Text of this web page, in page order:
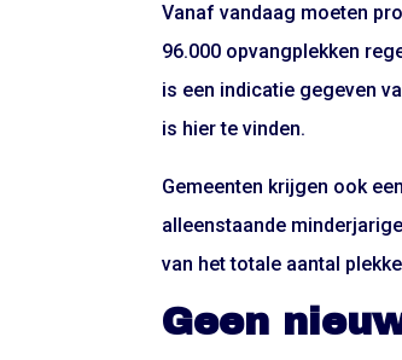
Vanaf vandaag moeten
96.000 opvangplekken
is een indicatie gegeven
is hier te vinden.
Gemeenten krijgen ook
alleenstaande
van het totale aantal
Geen